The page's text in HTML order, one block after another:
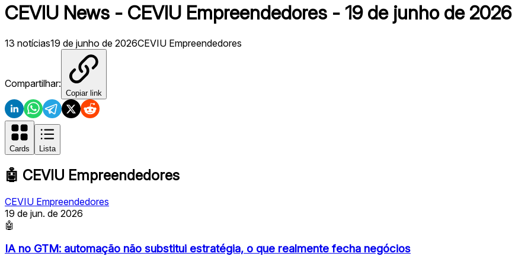
CEVIU News - CEVIU Empreendedores - 19 de junho de 2026
13 notícias19 de junho de 2026CEVIU Empreendedores
Compartilhar:
Copiar link
Cards Lista
🤖 CEVIU Empreendedores
CEVIU Empreendedores
19 de jun. de 2026
🤖
IA no GTM: automação não substitui estratégia, o que realmente fecha negócios